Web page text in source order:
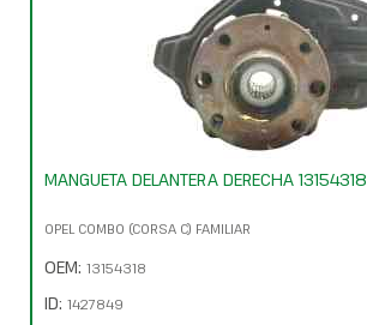
MANGUETA DELANTERA DERECHA 13154318
OPEL COMBO (CORSA C) FAMILIAR
OEM: 13154318
ID: 1427849